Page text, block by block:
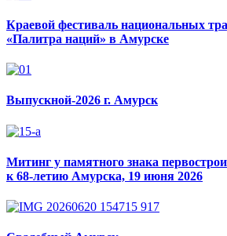
Краевой фестиваль национальных
«Палитра наций» в Амурске
Выпускной-2026 г. Амурск
Митинг у памятного знака
к 68-летию Амурска, 19 июня 2026